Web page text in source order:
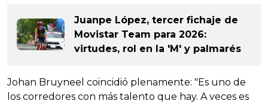
Juanpe López, tercer fichaje de
Movistar Team para 2026:
virtudes, rol en la 'M' y palmarés
Johan Bruyneel coincidió plenamente: "Es uno de
los corredores con más talento que hay. A veces es